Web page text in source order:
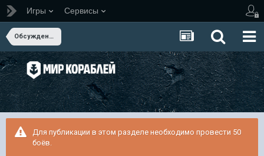
Игры Сервисы
Обсуждение Мира Кораблей
Для публикации в этом разделе необходимо провести 50
боёв.